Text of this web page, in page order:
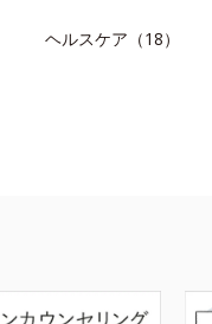
ヘルスケア（18）